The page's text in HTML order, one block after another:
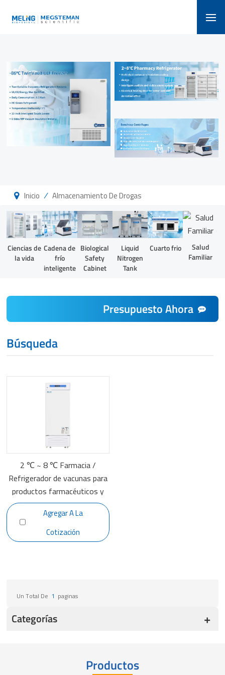
Inicio / Almacenamiento De Drogas
Ciencias de
la vida
Cadena de
frío
inteligente
Biological
Safety
Cabinet
Liquid
Nitrogen
Tank
Cuarto frio
Salud
Familiar
Presupuesto Ahora
Búsqueda
2 ℃ ~ 8 ℃ Farmacia /
Refrigerador de vacunas para
productos farmacéuticos y
hospitalarios YC-315EL
Agregar A La
Cotización
Un Total De 1 Paginas
Categorías
Productos